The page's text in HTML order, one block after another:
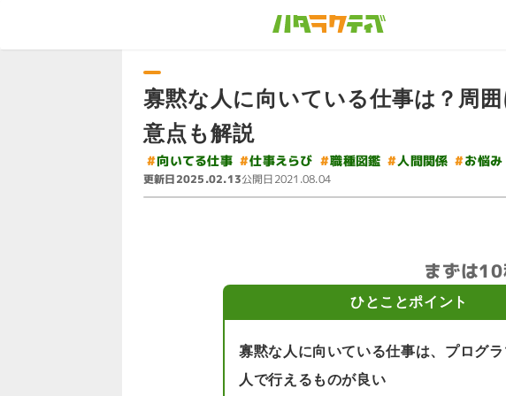
寡黙な人に向いている仕事は？周
意点も解説
#向いてる仕事 #仕事えらび #職種図鑑 #人間関係 #お悩み
更新日2025.02.13公開日2021.08.04
まずは10
ひとことポイント
寡黙な人に向いている仕事は、プログ
人で行えるものが良い